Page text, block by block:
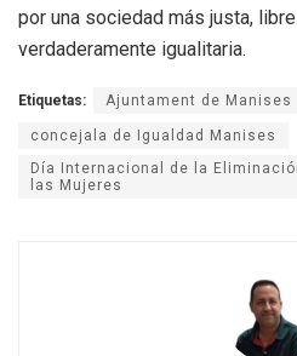
por una sociedad más justa,
verdaderamente igualitaria.
Etiquetas: Ajuntament de Manises
concejala de Igualdad Manises
Día Internacional de la
las Mujeres